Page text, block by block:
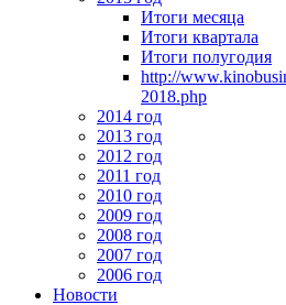
Итоги месяца
Итоги квартала
Итоги полугодия
http://
2018.php
2014 год
2013 год
2012 год
2011 год
2010 год
2009 год
2008 год
2007 год
2006 год
Новости